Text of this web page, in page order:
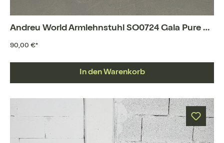
Andreu World Armlehnstuhl SO0724 Gala Pure ECO
90,00 €*
In den Warenkorb